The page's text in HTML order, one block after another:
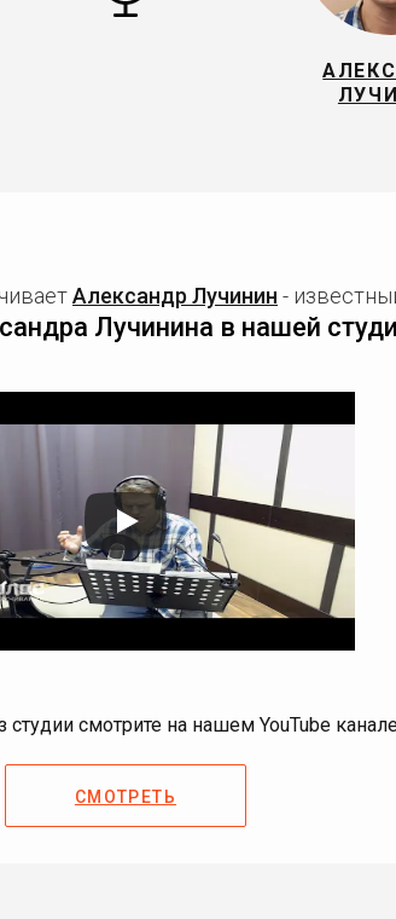
Александр Лучинин -
Лучинина в нашей
студии смотрите на нашем YouTube
СМОТРЕТЬ